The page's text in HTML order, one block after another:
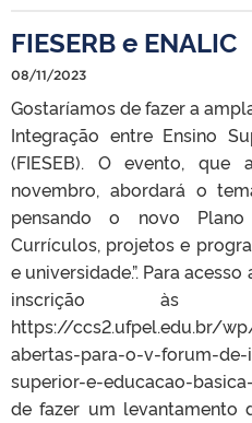
FIESERB e ENALIC
08/11/2023
Gostaríamos de fazer a
Integração entre Ensino
(FIESEB). O evento,
novembro, abordará o
pensando o novo
Currículos, projetos e
e universidade.”. Para
inscrição às
https://ccs2.ufpel.edu.br/
abertas-para-o-v-forum-
superior-e-educacao-
de fazer um levantamento